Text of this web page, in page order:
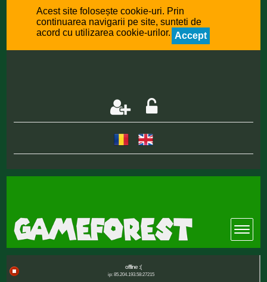
Acest site folosește cookie-uri. Prin
continuarea navigarii pe site, sunteti de
acord cu utilizarea cookie-urilor. Accept
offline :(
ip: 85.204.193.58:27215